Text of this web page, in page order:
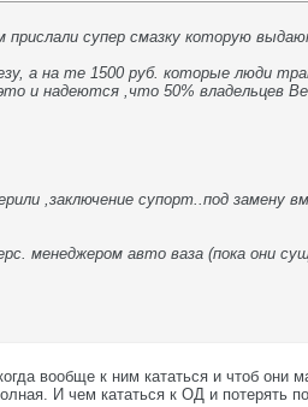
прислали супер смазку которую
а на те 1500 руб. которые люди
и надеются ,что 50% владельцев
,заключение супорт..под замену
менеджером авто ваза (пока они
вообще к ним кататься и чтоб они
И чем кататься к ОД и потерять